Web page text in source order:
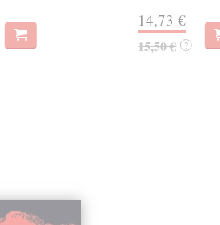
14,73 €
15,50 € ?